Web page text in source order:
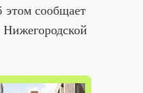
этом сообщает